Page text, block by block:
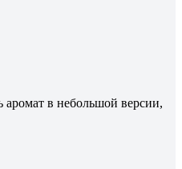
аромат в небольшой версии,